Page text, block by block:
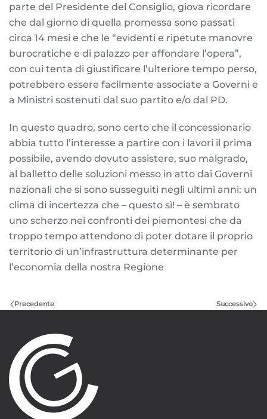
parte del Presidente del Consiglio, giova ricordare
che dal giorno di quella promessa sono passati
circa 14 mesi e che le “evidenti e ripetute manovre
burocratiche e di palazzo per affondare l’opera”,
con cui tenta di giustificare l’ulteriore tempo perso,
potrebbero essere facilmente associate a Governi e
a Ministri sostenuti dal suo partito e/o dal PD.
In questo quadro, sono certo che il concessionario
abbia tutto l’interesse a partire con i lavori il prima
possibile, avendo dovuto assistere, suo malgrado,
al balletto delle soluzioni messo in atto dai Governi
nazionali che si sono susseguiti negli ultimi anni: un
clima di incertezza che – questo sì! – è sembrato
uno scherzo nei confronti dei piemontesi che da
troppo tempo attendono di poter dotare il proprio
territorio di un’infrastruttura determinante per
l’economia della nostra Regione
Precedente Successivo